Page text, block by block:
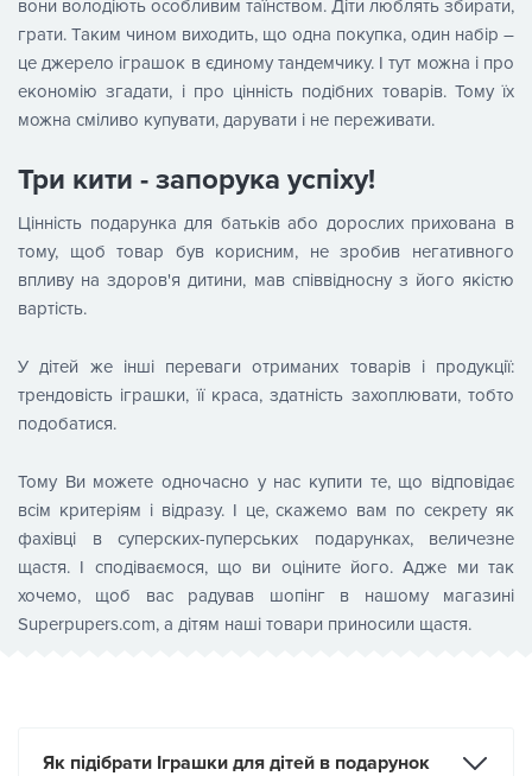
вони володіють особливим таїнством. Діти люблять збирати,
грати. Таким чином виходить, що одна покупка, один набір –
це джерело іграшок в єдиному тандемчику. І тут можна і про
економію згадати, і про цінність подібних товарів. Тому їх
можна сміливо купувати, дарувати і не переживати.
Три кити - запорука успіху!
Цінність подарунка для батьків або дорослих прихована в
тому, щоб товар був корисним, не зробив негативного
впливу на здоров'я дитини, мав співвідносну з його якістю
вартість.
У дітей же інші переваги отриманих товарів і продукції:
трендовість іграшки, її краса, здатність захоплювати, тобто
подобатися.
Тому Ви можете одночасно у нас купити те, що відповідає
всім критеріям і відразу. І це, скажемо вам по секрету як
фахівці в суперских-пуперських подарунках, величезне
щастя. І сподіваємося, що ви оціните його. Адже ми так
хочемо, щоб вас радував шопінг в нашому магазині
Superpupers.com, а дітям наші товари приносили щастя.
Як підібрати Іграшки для дітей в подарунок